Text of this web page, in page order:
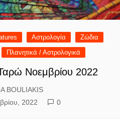
Αστρολογία
Ζώδια
Πλανητικά / Αστρολογικά
Νοεμβρίου 2022
BOULIAKIS
2022
0